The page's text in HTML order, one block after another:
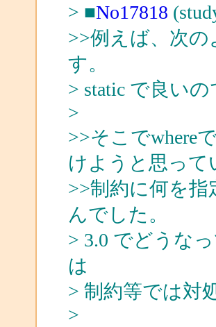
> ■No17818
>>例えば、次
す。
> static で良い
>
>>そこでwhere
けようと思っ
>>制約に何を
んでした。
> 3.0 でどうな
は
> 制約等では対
>